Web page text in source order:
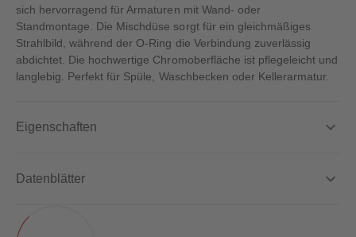
sich hervorragend für Armaturen mit Wand- oder
Standmontage. Die Mischdüse sorgt für ein gleichmäßiges
Strahlbild, während der O-Ring die Verbindung zuverlässig
abdichtet. Die hochwertige Chromoberfläche ist pflegeleicht und
langlebig. Perfekt für Spüle, Waschbecken oder Kellerarmatur.
Eigenschaften
Datenblätter